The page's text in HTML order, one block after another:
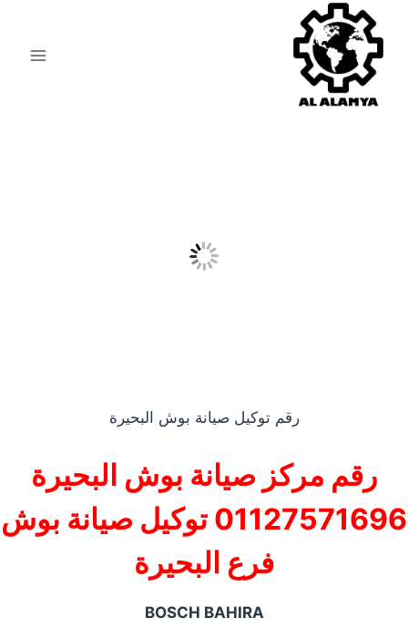
رقم توكيل صيانة بوش البحيرة
رقم مركز صيانة بوش البحيرة
01127571696 توكيل صيانة بوش
فرع البحيرة
BOSCH BAHIRA